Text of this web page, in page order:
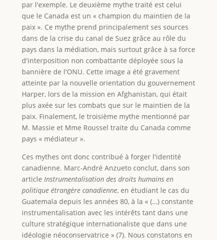
par l'exemple. Le deuxième mythe traité est celui
que le Canada est un « champion du maintien de la
paix ». Ce mythe prend principalement ses sources
dans de la crise du canal de Suez grâce au rôle du
pays dans la médiation, mais surtout grâce à sa force
d'interposition non combattante déployée sous la
bannière de l'ONU. Cette image a été gravement
atteinte par la nouvelle orientation du gouvernement
Harper, lors de la mission en Afghanistan, qui était
plus axée sur les combats que sur le maintien de la
paix. Finalement, le troisième mythe mentionné par
M. Massie et Mme Roussel traite du Canada comme
pays « médiateur ».
Ces mythes ont donc contribué à forger l'identité
canadienne. Marc-André Anzueto conclut, dans son
article Instrumentalisation des droits humains en
politique étrangère canadienne, en étudiant le cas du
Guatemala depuis les années 80, à la « (…) constante
instrumentalisation avec les intérêts tant dans une
culture stratégique internationaliste que dans une
idéologie néoconservatrice » (7). Nous constatons en